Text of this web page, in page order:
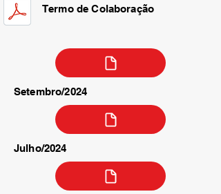
Termo de Colaboração
Setembro/2024
Julho/2024